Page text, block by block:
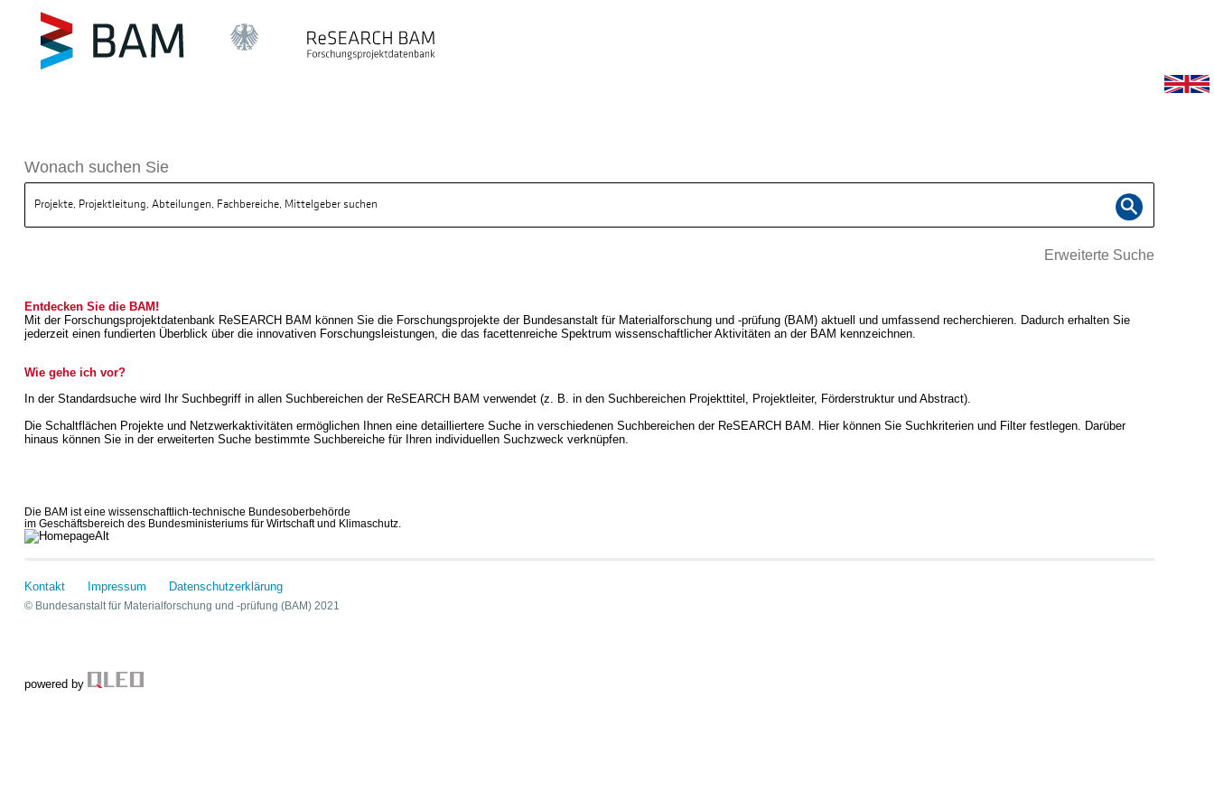
ReSEARCH BAM
Wonach suchen Sie
Erweiterte Suche
Entdecken Sie die BAM!
Mit der Forschungsprojektdatenbank ReSEARCH BAM können Sie die Forschungsprojekte der Bundesanstalt für Materialforschung und -prüfung (BAM) aktuell und umfassend recherchieren. Dadurch erhalten Sie
jederzeit einen fundierten Überblick über die innovativen Forschungsleistungen, die das facettenreiche Spektrum wissenschaftlicher Aktivitäten an der BAM kennzeichnen.
Wie gehe ich vor?
In der Standardsuche wird Ihr Suchbegriff in allen Suchbereichen der ReSEARCH BAM verwendet (z. B. in den Suchbereichen Projekttitel, Projektleiter, Förderstruktur und Abstract).
Die Schaltflächen Projekte und Netzwerkaktivitäten ermöglichen Ihnen eine detailliertere Suche in verschiedenen Suchbereichen der ReSEARCH BAM. Hier können Sie Suchkriterien und Filter festlegen. Darüber
hinaus können Sie in der erweiterten Suche bestimmte Suchbereiche für Ihren individuellen Suchzweck verknüpfen.
Die BAM ist eine wissenschaftlich-technische Bundesoberbehörde
im Geschäftsbereich des Bundesministeriums für Wirtschaft und Klimaschutz.
Kontakt Impressum Datenschutzerklärung
© Bundesanstalt für Materialforschung und -prüfung (BAM) 2021
powered by